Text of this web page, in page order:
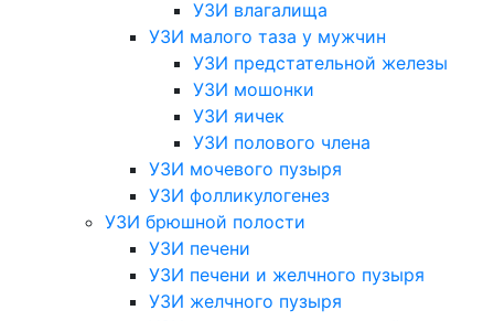
УЗИ влагалища
УЗИ малого таза у мужчин
УЗИ предстательной железы
УЗИ мошонки
УЗИ яичек
УЗИ полового члена
УЗИ мочевого пузыря
УЗИ фолликулогенез
УЗИ брюшной полости
УЗИ печени
УЗИ печени и желчного пузыря
УЗИ желчного пузыря